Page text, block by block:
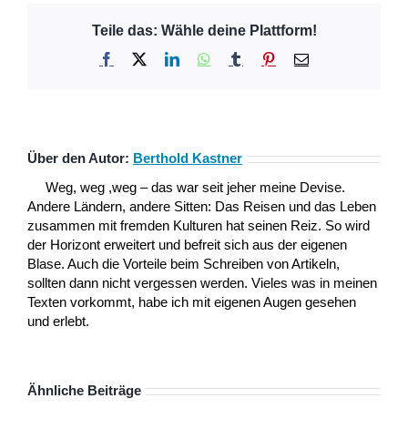
Teile das: Wähle deine Plattform!
Facebook LinkedInWhatsApp
Tumblr Pinterest
E-
Über den Autor: Berthold Kastner
Weg, weg ,weg – das war seit jeher meine Devise.
Andere Ländern, andere Sitten: Das Reisen und das Leben
zusammen mit fremden Kulturen hat seinen Reiz. So wird
der Horizont erweitert und befreit sich aus der eigenen
Blase. Auch die Vorteile beim Schreiben von Artikeln,
sollten dann nicht vergessen werden. Vieles was in meinen
Texten vorkommt, habe ich mit eigenen Augen gesehen
und erlebt.
Ähnliche Beiträge